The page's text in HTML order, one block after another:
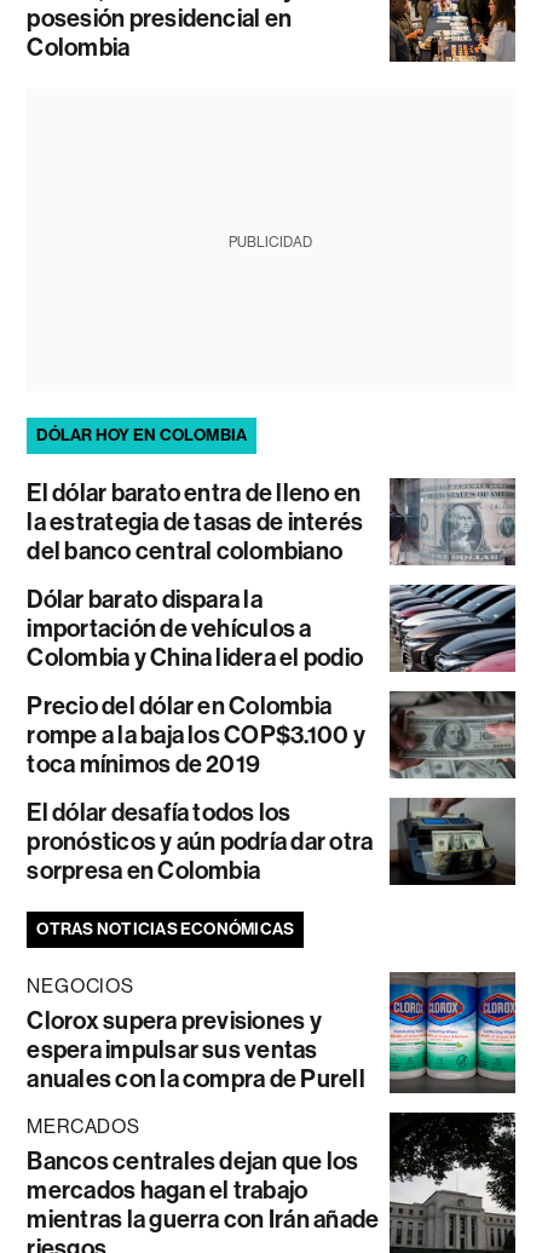
posesión presidencial en
Colombia
PUBLICIDAD
DÓLAR HOY EN COLOMBIA
El dólar barato entra de lleno en
la estrategia de tasas de interés
del banco central colombiano
Dólar barato dispara la
importación de vehículos a
Colombia y China lidera el podio
Precio del dólar en Colombia
rompe a la baja los COP$3.100 y
toca mínimos de 2019
El dólar desafía todos los
pronósticos y aún podría dar otra
sorpresa en Colombia
OTRAS NOTICIAS ECONÓMICAS
NEGOCIOS
Clorox supera previsiones y
espera impulsar sus ventas
anuales con la compra de Purell
MERCADOS
Bancos centrales dejan que los
mercados hagan el trabajo
mientras la guerra con Irán añade